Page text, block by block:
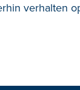
verhalten